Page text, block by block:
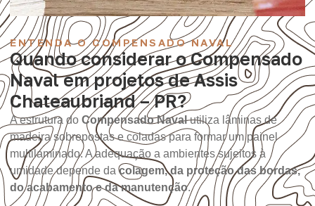
ENTENDA O COMPENSADO NAVAL
Quando considerar o Compensado
Naval em projetos de Assis
Chateaubriand – PR?
A estrutura do Compensado Navalutiliza lâminas de
madeira sobrepostas e coladas para formar um painel
multilaminado. A adequação a ambientes sujeitos à
umidade depende dacolagem, da proteção das bordas,
do acabamento e da manutenção.